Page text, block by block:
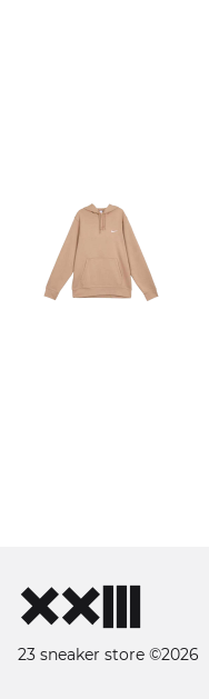
23 sneaker store ©2026